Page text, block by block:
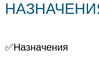
✅Назначения